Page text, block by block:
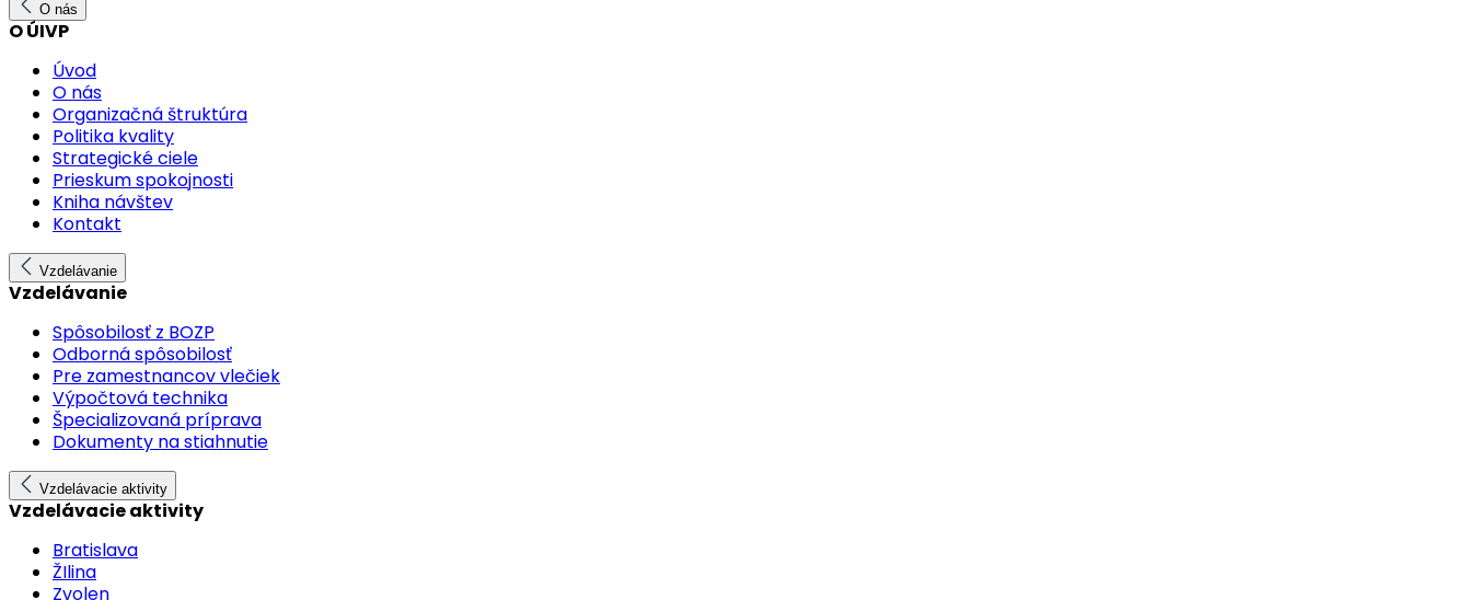
O nás
O ÚIVP
Úvod
O nás
Organizačná štruktúra
Politika kvality
Strategické ciele
Prieskum spokojnosti
Kniha návštev
Kontakt
Vzdelávanie
Vzdelávanie
Spôsobilosť z BOZP
Odborná spôsobilosť
Pre zamestnancov vlečiek
Výpočtová technika
Špecializovaná príprava
Dokumenty na stiahnutie
Vzdelávacie aktivity
Vzdelávacie aktivity
Bratislava
ŽIlina
Zvolen